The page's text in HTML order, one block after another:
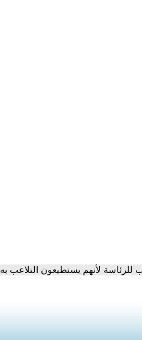
لأنهم يستطيعون التلاعب به